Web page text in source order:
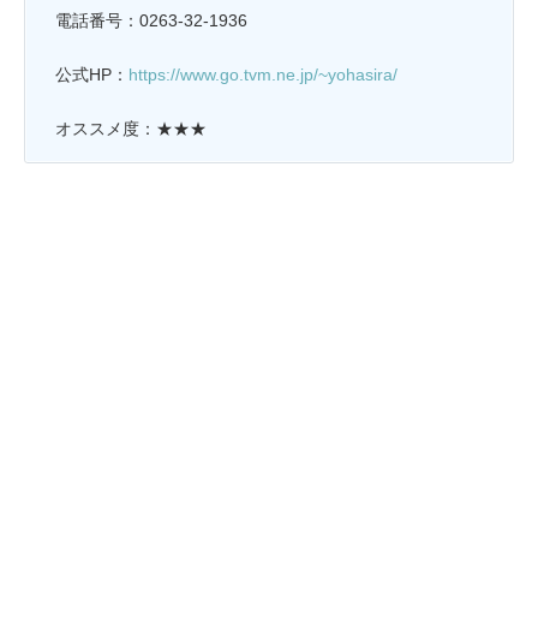
電話番号：0263-32-1936
公式HP： https://www.go.tvm.ne.jp/~yohasira/
オススメ度：★★★